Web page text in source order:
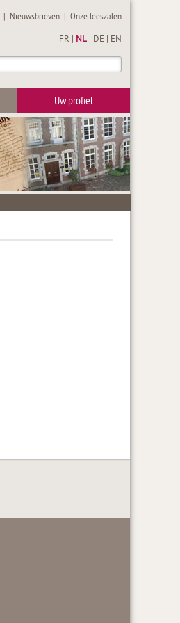
| Nieuwsbrieven |Onze leeszalen
FR NL DE EN
Uw profiel